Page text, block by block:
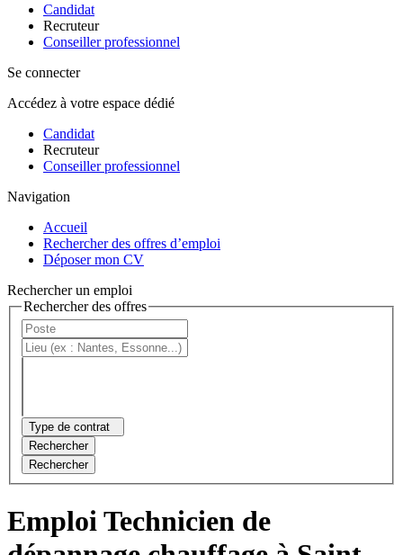
Candidat
Recruteur
Conseiller professionnel
Se connecter
Accédez à votre espace dédié
Candidat
Recruteur
Conseiller professionnel
Navigation
Accueil
Rechercher des offres d’emploi
Déposer mon CV
Rechercher un emploi
Rechercher des offres
Type de contrat
Rechercher
Rechercher
Emploi Technicien de